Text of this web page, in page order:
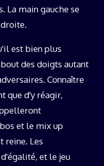
La main gauche se
est bien plus
des doigts autant
Connaître
que d'y réagir,
et le mix up
reine. Les
et le jeu